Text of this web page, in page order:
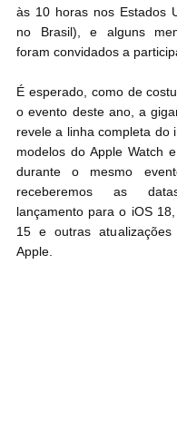
às 10 horas nos Estados
no Brasil), e alguns
foram convidados a
É esperado, como de
o evento deste ano, a
revele a linha completa do
modelos do Apple Watch
durante o mesmo
receberemos as
lançamento para o iOS
15 e outras
Apple.